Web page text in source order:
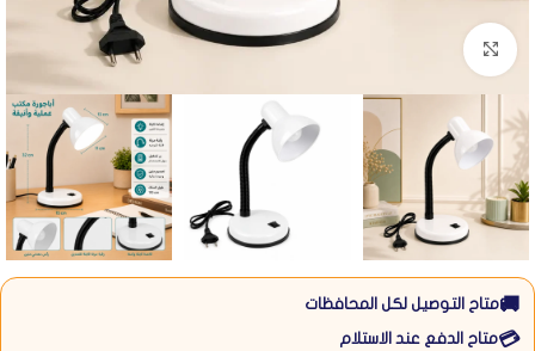
Click to enlarge
🚚متاح التوصيل لكل المحافظات
💳متاح الدفع عند الاستلام